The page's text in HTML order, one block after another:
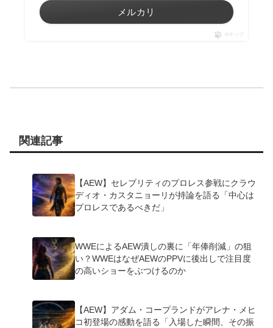
メルカリ
ポチップ
関連記事
【AEW】セレブリティのプロレス参戦にクラウ
ディオ・カスタニョーリが持論を語る「中心は
プロレスであるべきだ」
WWEによるAEW潰しの裏に「年俸削減」の狙
い？WWEはなぜAEWのPPVに後出しで注目度
の高いショーをぶつけるのか
【AEW】アダム・コープランドがアレナ・メヒ
コ初登場の感動を語る「入場した瞬間、その振